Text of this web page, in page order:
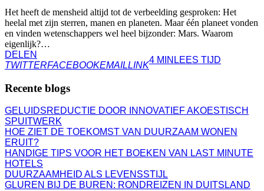
Het heeft de mensheid altijd tot de verbeelding gesproken: Het
heelal met zijn sterren, manen en planeten. Maar één planeet vonden
en vinden wetenschappers wel heel bijzonder: Mars. Waarom
eigenlijk?…
DELEN
TWITTERFACEBOOKEMAILLINK
4 MIN LEES TIJD
Recente blogs
GELUIDSREDUCTIE DOOR INNOVATIEF AKOESTISCH
SPUITWERK
HOE ZIET DE TOEKOMST VAN DUURZAAM WONEN
ERUIT?
HANDIGE TIPS VOOR HET BOEKEN VAN LAST MINUTE
HOTELS
DUURZAAMHEID ALS LEVENSSTIJL
GLUREN BIJ DE BUREN: RONDREIZEN IN DUITSLAND